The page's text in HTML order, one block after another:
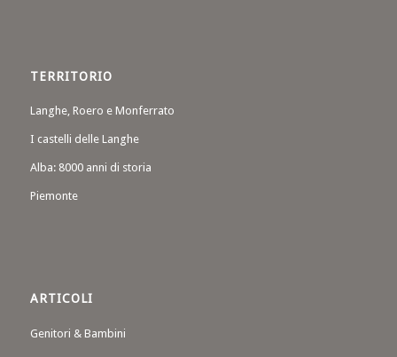
TERRITORIO
Langhe, Roero e Monferrato
I castelli delle Langhe
Alba: 8000 anni di storia
Piemonte
ARTICOLI
Genitori & Bambini